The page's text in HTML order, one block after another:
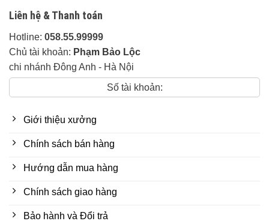
Liên hệ & Thanh toán
Hotline: 058.55.99999
Chủ tài khoản: Phạm Bảo Lộc
chi nhánh Đông Anh - Hà Nội
Số tài khoản:
Giới thiệu xưởng
Chính sách bán hàng
Hướng dẫn mua hàng
Chính sách giao hàng
Bảo hành và Đổi trả